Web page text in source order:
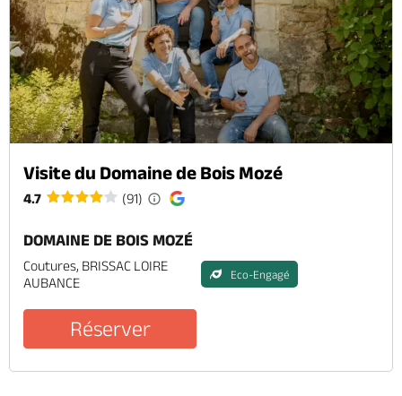
Visite du Domaine de Bois Mozé
4.7 (91)
DOMAINE DE BOIS MOZÉ
Coutures, BRISSAC LOIRE
AUBANCE
Eco-Engagé
Réserver